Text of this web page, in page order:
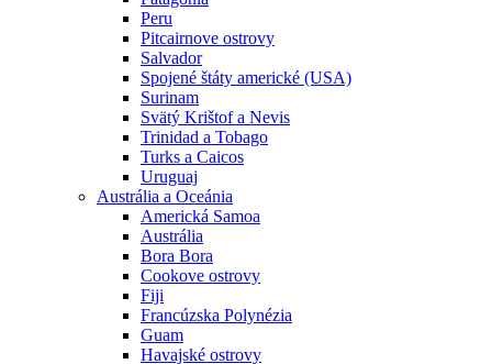
Peru
Pitcairnove ostrovy
Salvador
Spojené štáty americké (USA)
Surinam
Svätý Krištof a Nevis
Trinidad a Tobago
Turks a Caicos
Uruguaj
Austrália a Oceánia
Americká Samoa
Austrália
Bora Bora
Cookove ostrovy
Fiji
Francúzska Polynézia
Guam
Havajské ostrovy